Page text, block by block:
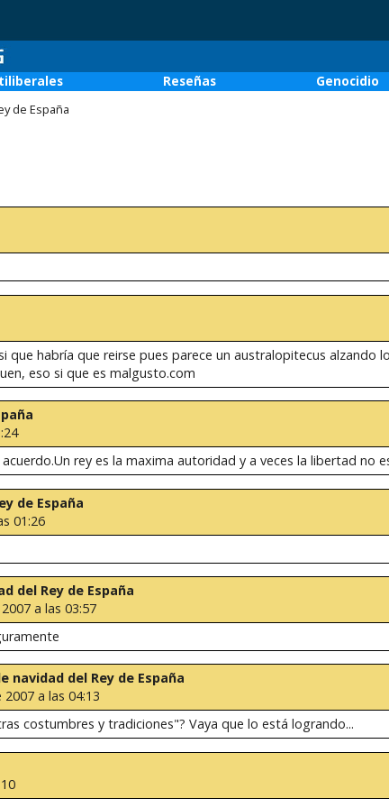
Reseñas Genocidio
de España
habría que reirse pues parece un australopitecus alzando
eso si que es malgusto.com
rey es la maxima autoridad y a veces la libertad no
de España
01:26
del Rey de España
a las 03:57
navidad del Rey de España
a las 04:13
costumbres y tradiciones"? Vaya que lo está logrando...